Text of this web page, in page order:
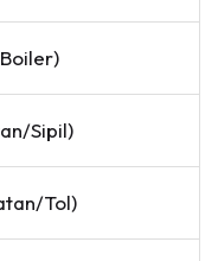
Sipil)
Tol)